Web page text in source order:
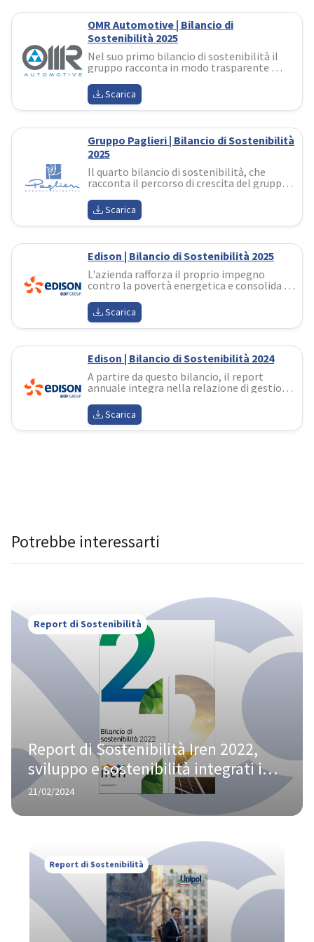
OMR Automotive | Bilancio di
Sostenibilità 2025
Nel suo primo bilancio di sostenibilità il
gruppo racconta in modo trasparente
economico e valorizzazione delle persone
siano parte integrante del proprio modello
industriale
Scarica
Gruppo Paglieri | Bilancio di Sostenibilità
2025
Il quarto bilancio di sostenibilità, che
racconta il percorso di crescita del gruppo,
all’interno del modello di business
Scarica
Edison | Bilancio di Sostenibilità 2025
L'azienda rafforza il proprio impegno
contro la povertà energetica e consolida un
pienamente gli obiettivi ESG nella
strategia industriale
Scarica
Edison | Bilancio di Sostenibilità 2024
A partire da questo bilancio, il report
annuale integra nella relazione di gestione
dell’impresa in coerenza con l’applicazione
CSRD e con il modello di business
abbracciato già da tempo
Scarica
Potrebbe interessarti
Report di Sostenibilità
Report di Sostenibilità Iren 2022,
sviluppo e sostenibilità integrati in
un’unica strategia aziendale
21/02/2024
Report di Sostenibilità